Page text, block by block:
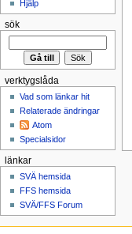
Hjälp
sök
verktygslåda
Vad som länkar hit
Relaterade ändringar
Atom
Specialsidor
länkar
SVÄ hemsida
FFS hemsida
SVÄ/FFS Forum